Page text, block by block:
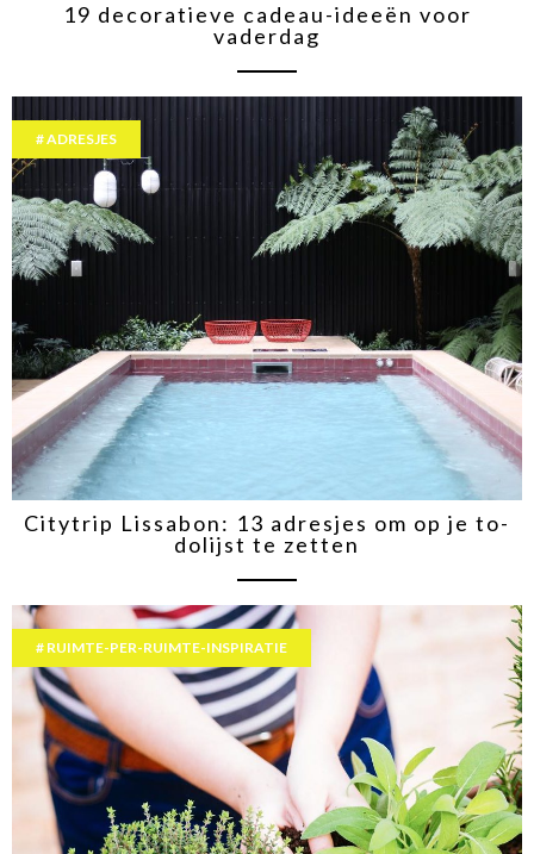
19 decoratieve cadeau-ideeën voor
vaderdag
ADRESJES
Citytrip Lissabon: 13 adresjes om op je to-
dolijst te zetten
RUIMTE-PER-RUIMTE-INSPIRATIE